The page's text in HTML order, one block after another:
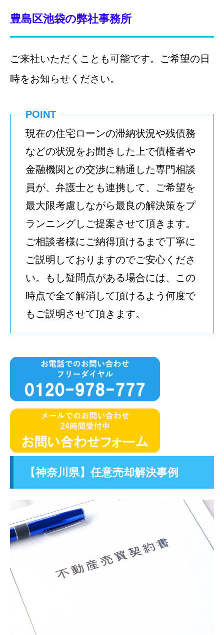
豊島区池袋の弊社事務所
ご来社いただくことも可能です。ご希望の日
時をお知らせください。
POINT
現在の住宅ローンの滞納状況や残債務
などの状況をお聞きした上で債権者や
金融機関との交渉に精通した専門相談
員が、弁護士とも連携して、ご希望を
最大限考慮しながら最良の解決策をプ
ランニングしご提案させて頂きます。
ご相談者様にご納得頂けるまで丁寧に
ご説明しておりますのでご安心くださ
い。もし疑問点がある場合には、この
時点で全て解消して頂けるよう何度で
もご説明させて頂きます。
【神奈川県】任意売却解決事例